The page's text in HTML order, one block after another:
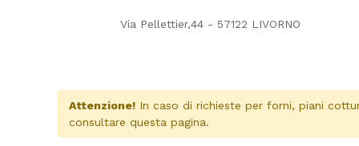
Via Pellettier,44 - 57122 LIVORNO
Attenzione!In caso di richieste per forni, piani
consultare questa pagina.